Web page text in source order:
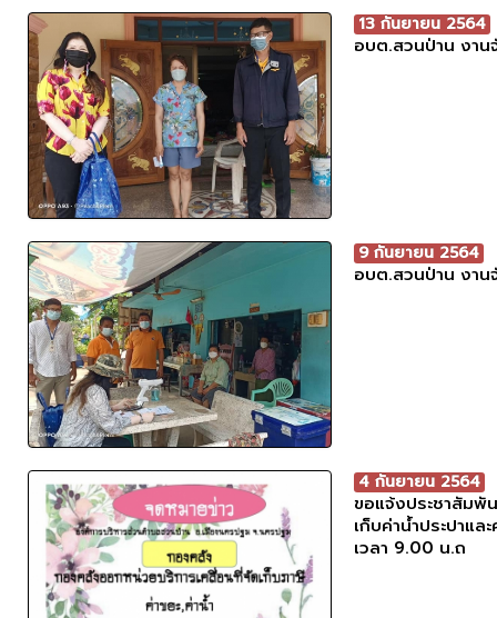
13 กันยายน 2564
อบต.สวนป่าน งาน
9 กันยายน 2564
อบต.สวนป่าน งาน
4 กันยายน 2564
ขอแจ้งประชาสัมพั
เก็บค่าน้ำประปาแ
เวลา 9.00 น.ถ